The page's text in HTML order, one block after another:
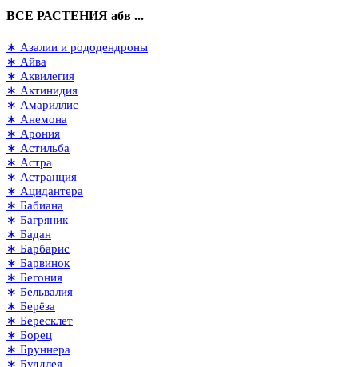
ВСЕ РАСТЕНИЯ абв ...
∗ Азалии и рододендроны
∗ Айва
∗ Аквилегия
∗ Актинидия
∗ Амариллис
∗ Анемона
∗ Арония
∗ Астильба
∗ Астра
∗ Астранция
∗ Ацидантера
∗ Бабиана
∗ Багряник
∗ Бадан
∗ Барбарис
∗ Барвинок
∗ Бегония
∗ Бельвалия
∗ Берёза
∗ Бересклет
∗ Борец
∗ Бруннера
∗ Буддлея